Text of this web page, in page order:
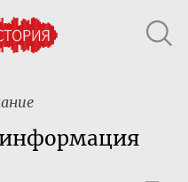
информация